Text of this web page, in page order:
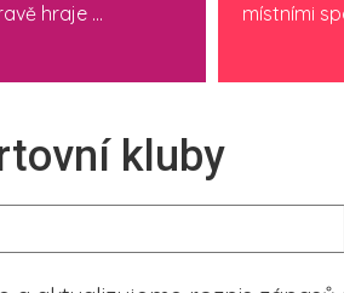
hraje ...
místními
kluby